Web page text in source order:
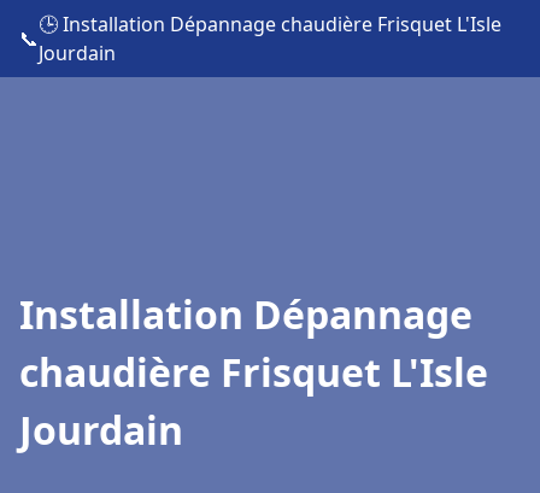
📞
🕒 Installation Dépannage chaudière Frisquet L'Isle
Jourdain
Installation Dépannage
chaudière Frisquet L'Isle
Jourdain